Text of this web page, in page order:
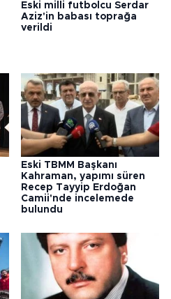
Eski milli futbolcu Serdar
Aziz'in babası toprağa
verildi
Eski TBMM Başkanı
Kahraman, yapımı süren
Recep Tayyip Erdoğan
Camii'nde incelemede
bulundu